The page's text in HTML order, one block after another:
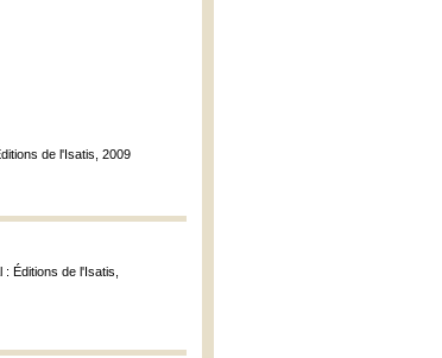
de l'Isatis, 2009
: Éditions de l'Isatis,